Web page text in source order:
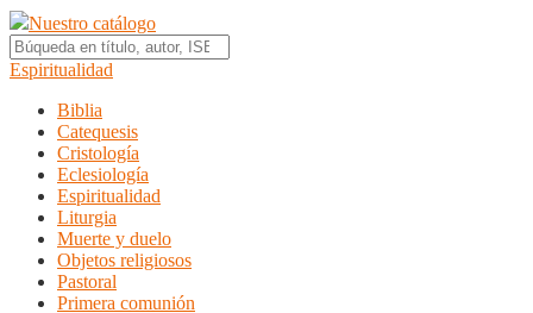
Nuestro catálogo
Espiritualidad
Biblia
Catequesis
Cristología
Eclesiología
Espiritualidad
Liturgia
Muerte y duelo
Objetos religiosos
Pastoral
Primera comunión